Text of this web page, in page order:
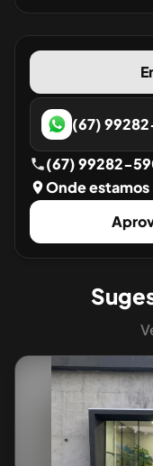
(67)
(67) 99282-
Onde estamos